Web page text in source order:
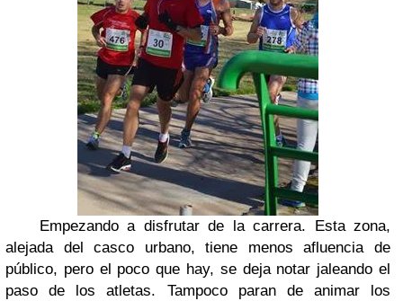
Empezando a disfrutar de la carrera. Esta zona,
alejada del casco urbano, tiene menos afluencia de
público, pero el poco que hay, se deja notar jaleando el
paso de los atletas. Tampoco paran de animar los